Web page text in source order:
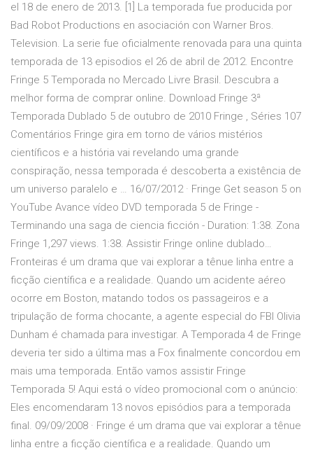
el 18 de enero de 2013. [1] La temporada fue producida por
Bad Robot Productions en asociación con Warner Bros.
Television. La serie fue oficialmente renovada para una quinta
temporada de 13 episodios el 26 de abril de 2012. Encontre
Fringe 5 Temporada no Mercado Livre Brasil. Descubra a
melhor forma de comprar online. Download Fringe 3ª
Temporada Dublado 5 de outubro de 2010 Fringe , Séries 107
Comentários Fringe gira em torno de vários mistérios
científicos e a história vai revelando uma grande
conspiração, nessa temporada é descoberta a existência de
um universo paralelo e … 16/07/2012 · Fringe Get season 5 on
YouTube Avance vídeo DVD temporada 5 de Fringe -
Terminando una saga de ciencia ficción - Duration: 1:38. Zona
Fringe 1,297 views. 1:38. Assistir Fringe online dublado…
Fronteiras é um drama que vai explorar a tênue linha entre a
ficção científica e a realidade. Quando um acidente aéreo
ocorre em Boston, matando todos os passageiros e a
tripulação de forma chocante, a agente especial do FBI Olivia
Dunham é chamada para investigar. A Temporada 4 de Fringe
deveria ter sido a última mas a Fox finalmente concordou em
mais uma temporada. Então vamos assistir Fringe
Temporada 5! Aqui está o vídeo promocional com o anúncio:
Eles encomendaram 13 novos episódios para a temporada
final. 09/09/2008 · Fringe é um drama que vai explorar a tênue
linha entre a ficção científica e a realidade. Quando um